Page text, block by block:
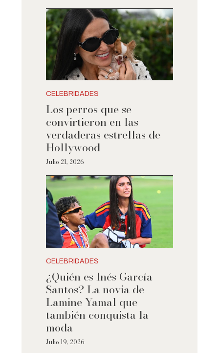
CELEBRIDADES
Los perros que se
convirtieron en las
verdaderas estrellas de
Hollywood
Julio 21, 2026
CELEBRIDADES
¿Quién es Inés García
Santos? La novia de
Lamine Yamal que
también conquista la
moda
Julio 19, 2026